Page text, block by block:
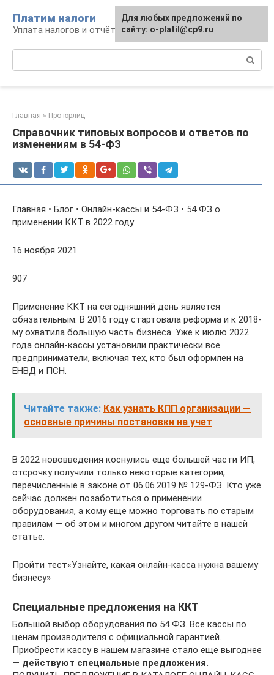
контенту
Платим налоги
Уплата налогов и отчётность
Главная » Про юрлиц
Справочник типовых вопросов и ответов по
изменениям в 54-ФЗ
Главная • Блог • Онлайн-кассы и 54-ФЗ • 54 ФЗ о
применении ККТ в 2022 году
16 ноября 2021
907
Применение ККТ на сегодняшний день является
обязательным. В 2016 году стартовала реформа и к 2018-
му охватила большую часть бизнеса. Уже к июлю 2022
года онлайн-кассы установили практически все
предприниматели, включая тех, кто был оформлен на
ЕНВД и ПСН.
Читайте также: Как узнать КПП организации —
основные причины постановки на учет
В 2022 нововведения коснулись еще большей части ИП,
отсрочку получили только некоторые категории,
перечисленные в законе от 06.06.2019 № 129-ФЗ. Кто уже
сейчас должен позаботиться о применении
оборудования, а кому еще можно торговать по старым
правилам — об этом и многом другом читайте в нашей
статье.
Пройти тест«Узнайте, какая онлайн-касса нужна вашему
бизнесу»
Специальные предложения на ККТ
Большой выбор оборудования по 54 ФЗ. Все кассы по
ценам производителя с официальной гарантией.
Приобрести кассу в нашем магазине стало еще выгоднее
— действуют специальные предложения.
Для любых предложений по
сайту: o-platil@cp9.ru